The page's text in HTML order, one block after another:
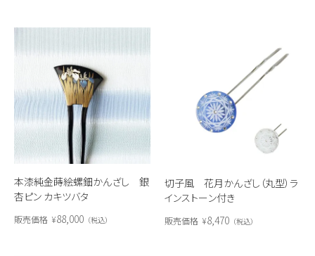
本漆純金蒔絵螺鈿かんざし 銀
杏ピン カキツバタ
販売価格 ¥88,000 税込
切子風 花月かんざし（丸型）ラ
インストーン付き
販売価格 ¥8,470 税込